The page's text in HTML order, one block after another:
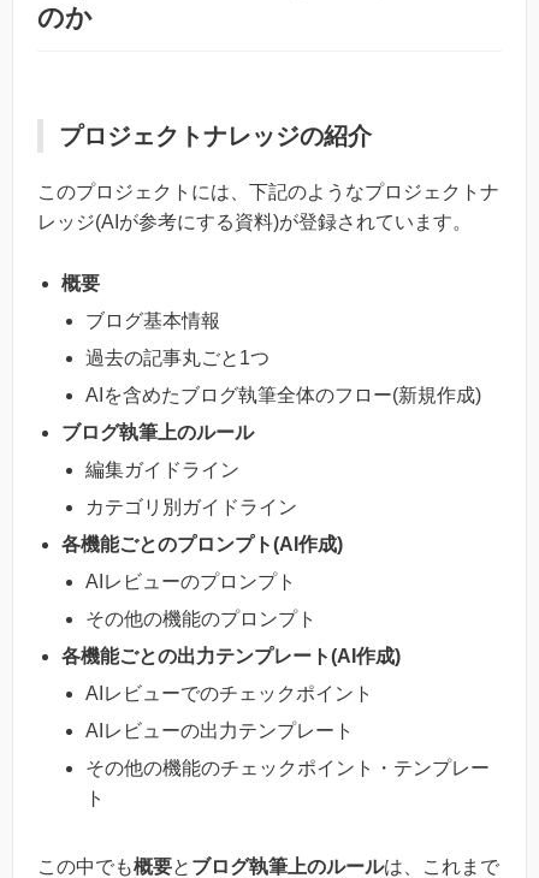
のか
プロジェクトナレッジの紹介
このプロジェクトには、下記のようなプロジェクトナ
レッジ(AIが参考にする資料)が登録されています。
概要
ブログ基本情報
過去の記事丸ごと1つ
AIを含めたブログ執筆全体のフロー(新規作成)
ブログ執筆上のルール
編集ガイドライン
カテゴリ別ガイドライン
各機能ごとのプロンプト(AI作成)
AIレビューのプロンプト
その他の機能のプロンプト
各機能ごとの出力テンプレート(AI作成)
AIレビューでのチェックポイント
AIレビューの出力テンプレート
その他の機能のチェックポイント・テンプレー
ト
この中でも概要と ブログ執筆上のルールは、これまで